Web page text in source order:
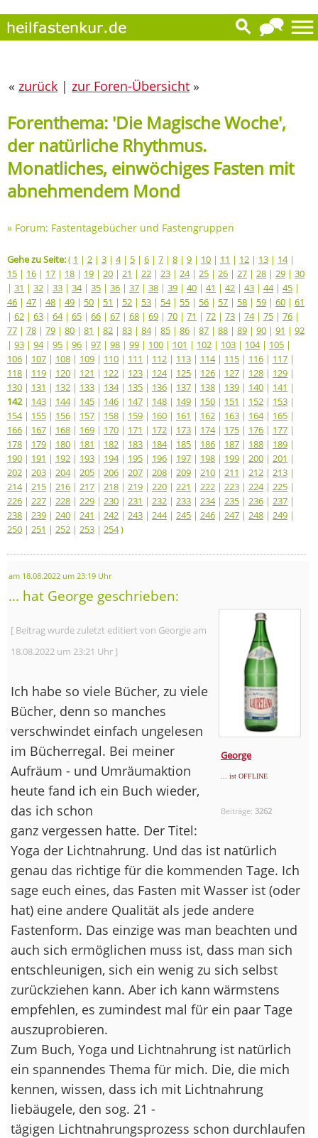
« zurück | zur Foren-Übersicht »
Forenthema: 'Die Magische Woche',
der natürliche Rhythmus.
Monatliches, einwöchiges Fasten mit
abnehmendem Mond
» Forum: Fastentagebücher und Fastengruppen
Gehe zu Seite:( 1 | 2 | 3 | 4| 5 | 6 | 7 | 8 | 9 | 10 | 11 | 12 | 13 | 14|
15 | 16 | 17 | 18 | 19 | 20 | 21 | 22 | 23 | 24| 25 | 26 | 27 | 28 | 29 | 30
| 31 | 32 | 33 | 34| 35 | 36 | 37 | 38 | 39 | 40 | 41 | 42 | 43 | 44| 45 |
46 | 47 | 48 | 49 | 50 | 51 | 52 | 53 | 54| 55 | 56 | 57 | 58 | 59 | 60 | 61
| 62 | 63 | 64| 65 | 66 | 67 | 68 | 69 | 70 | 71 | 72 | 73 | 74| 75 | 76 |
77 | 78 | 79 | 80 | 81 | 82 | 83 | 84| 85 | 86 | 87 | 88 | 89 | 90 | 91 | 92
| 93 | 94| 95 | 96 | 97 | 98 | 99 | 100 | 101 | 102 | 103 | 104| 105 |
106 | 107 | 108 | 109 | 110 | 111 | 112 | 113 | 114| 115 | 116 | 117 |
118 | 119 | 120 | 121 | 122 | 123 | 124| 125 | 126 | 127 | 128 | 129 |
130 | 131 | 132 | 133 | 134| 135 | 136 | 137 | 138 | 139 | 140 | 141 |
142| 143 | 144| 145 | 146 | 147 | 148 | 149 | 150 | 151 | 152 | 153 |
154| 155 | 156 | 157 | 158 | 159 | 160 | 161 | 162 | 163 | 164| 165 |
166 | 167 | 168 | 169 | 170 | 171 | 172 | 173 | 174| 175 | 176 | 177 |
178 | 179 | 180 | 181 | 182 | 183 | 184| 185 | 186 | 187 | 188 | 189 |
190 | 191 | 192 | 193 | 194| 195 | 196 | 197 | 198 | 199 | 200 | 201 |
202 | 203 | 204| 205 | 206 | 207 | 208 | 209 | 210 | 211 | 212 | 213 |
214| 215 | 216 | 217 | 218 | 219 | 220 | 221 | 222 | 223 | 224| 225 |
226 | 227 | 228 | 229 | 230 | 231 | 232 | 233 | 234| 235 | 236 | 237 |
238 | 239 | 240 | 241 | 242 | 243 | 244| 245 | 246 | 247 | 248 | 249 |
250 | 251 | 252 | 253 | 254)
am 18.08.2022 um 23:19 Uhr
... hat George geschrieben:
George
... ist OFFLINE
Beiträge:3262
[ Beitrag wurde zuletzt editiert von Georgie am
18.08.2022 um 23:21 Uhr ]
Ich habe so viele Bücher, zu viele
Bücher, denn so manches
verschwindet einfach ungelesen
im Bücherregal. Bei meiner
Aufräum - und Umräumaktion
heute fand ich ein Buch wieder,
das ich schon
ganz vergessen hatte. Der Titel:
Yoga der Lichtnahrung. Und das ist natürlich
genau das richtige für die kommenden Tage. Ich
sage euch eines, das Fasten mit Wasser ist (oder
hat) eine andere Qualität als jede andere
Fastenform. Das einzige was man beachten und
auch sich ermöglichen muss ist, dass man sich
entschleunigen, sich ein wenig zu sich selbst
zurückziehen kann. Aber ich kann wärmstens
empfehlen, es zumindest mal für ein paar Tage
auszuprobieren.
Zum Buch, Yoga und Lichtnahrung ist natürlich
ein spannendes Thema für mich. Die, die mich
kennen, wissen, dass ich mit Lichtnahrung
liebäugele, den sog. 21 -
tägigen Lichtnahrungsprozess schon durchlaufen